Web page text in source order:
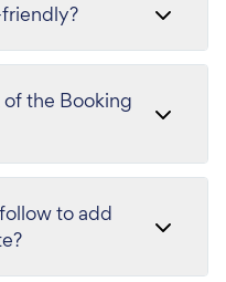
the Booking
to add